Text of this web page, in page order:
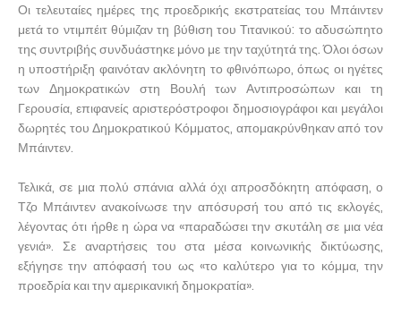
Οι τελευταίες ημέρες της προεδρικής εκστρατείας του Μπάιντεν
μετά το ντιμπέιτ θύμιζαν τη βύθιση του Τιτανικού: το αδυσώπητο
της συντριβής συνδυάστηκε μόνο με την ταχύτητά της. Όλοι όσων
η υποστήριξη φαινόταν ακλόνητη το φθινόπωρο, όπως οι ηγέτες
των Δημοκρατικών στη Βουλή των Αντιπροσώπων και τη
Γερουσία, επιφανείς αριστερόστροφοι δημοσιογράφοι και μεγάλοι
δωρητές του Δημοκρατικού Κόμματος, απομακρύνθηκαν από τον
Μπάιντεν.
Τελικά, σε μια πολύ σπάνια αλλά όχι απροσδόκητη απόφαση, ο
Τζο Μπάιντεν ανακοίνωσε την απόσυρσή του από τις εκλογές,
λέγοντας ότι ήρθε η ώρα να «παραδώσει την σκυτάλη σε μια νέα
γενιά». Σε αναρτήσεις του στα μέσα κοινωνικής δικτύωσης,
εξήγησε την απόφασή του ως «το καλύτερο για το κόμμα, την
προεδρία και την αμερικανική δημοκρατία».